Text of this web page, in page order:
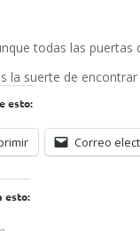
todas las puertas
la suerte de
esto:
Correo
esto: